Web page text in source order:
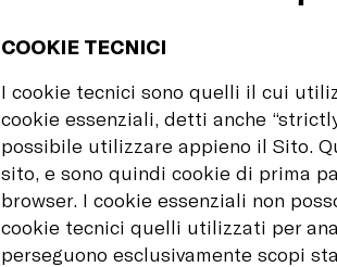
COOKIE TECNICI
I cookie tecnici sono quelli il cui
cookie essenziali, detti anche
possibile utilizzare appieno il Sito.
sito, e sono quindi cookie di prima
browser. I cookie essenziali non
cookie tecnici quelli utilizzati per
perseguono esclusivamente scopi